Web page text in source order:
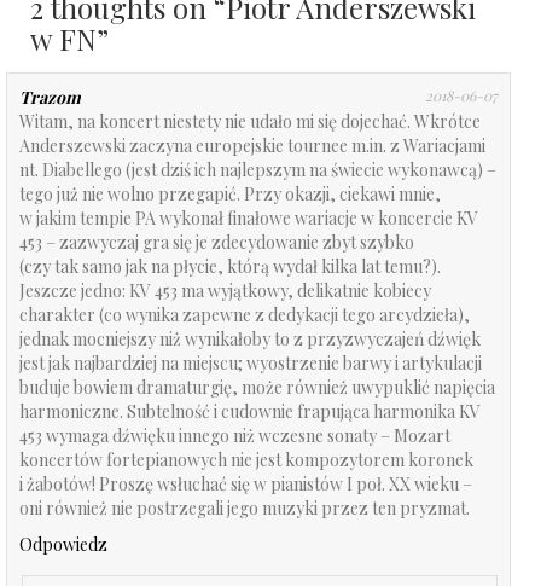
w FN”
Trazom 2018-06-07
Witam, na koncert niestety nie udało mi się dojechać. Wkrótce
Anderszewski zaczyna europejskie tournee m.in. z Wariacjami
nt. Diabellego (jest dziś ich najlepszym na świecie wykonawcą) –
tego już nie wolno przegapić. Przy okazji, ciekawi mnie,
w jakim tempie PA wykonał finałowe wariacje w koncercie KV
453 – zazwyczaj gra się je zdecydowanie zbyt szybko
(czy tak samo jak na płycie, którą wydał kilka lat temu?).
Jeszcze jedno: KV 453 ma wyjątkowy, delikatnie kobiecy
charakter (co wynika zapewne z dedykacji tego arcydzieła),
jednak mocniejszy niż wynikałoby to z przyzwyczajeń dźwięk
jest jak najbardziej na miejscu; wyostrzenie barwy i artykulacji
buduje bowiem dramaturgię, może również uwypuklić napięcia
harmoniczne. Subtelność i cudownie frapująca harmonika KV
453 wymaga dźwięku innego niż wczesne sonaty – Mozart
koncertów fortepianowych nie jest kompozytorem koronek
i żabotów! Proszę wsłuchać się w pianistów I poł. XX wieku –
oni również nie postrzegali jego muzyki przez ten pryzmat.
Odpowiedz